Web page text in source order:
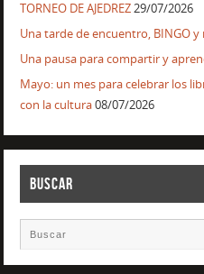
TORNEO DE AJEDREZ29/07/2026
Una tarde de encuentro, BINGO y
Una pausa para compartir y
Mayo: un mes para celebrar los
con la cultura08/07/2026
BUSCAR